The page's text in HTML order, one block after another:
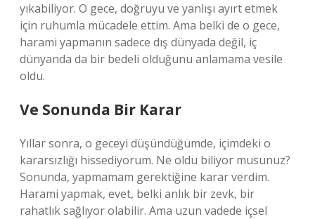
yıkabiliyor. O gece, doğruyu ve yanlışı ayırt etmek
için ruhumla mücadele ettim. Ama belki de o gece,
harami yapmanın sadece dış dünyada değil, iç
dünyanda da bir bedeli olduğunu anlamama vesile
oldu.
Ve Sonunda Bir Karar
Yıllar sonra, o geceyi düşündüğümde, içimdeki o
kararsızlığı hissediyorum. Ne oldu biliyor musunuz?
Sonunda, yapmamam gerektiğine karar verdim.
Harami yapmak, evet, belki anlık bir zevk, bir
rahatlık sağlıyor olabilir. Ama uzun vadede içsel